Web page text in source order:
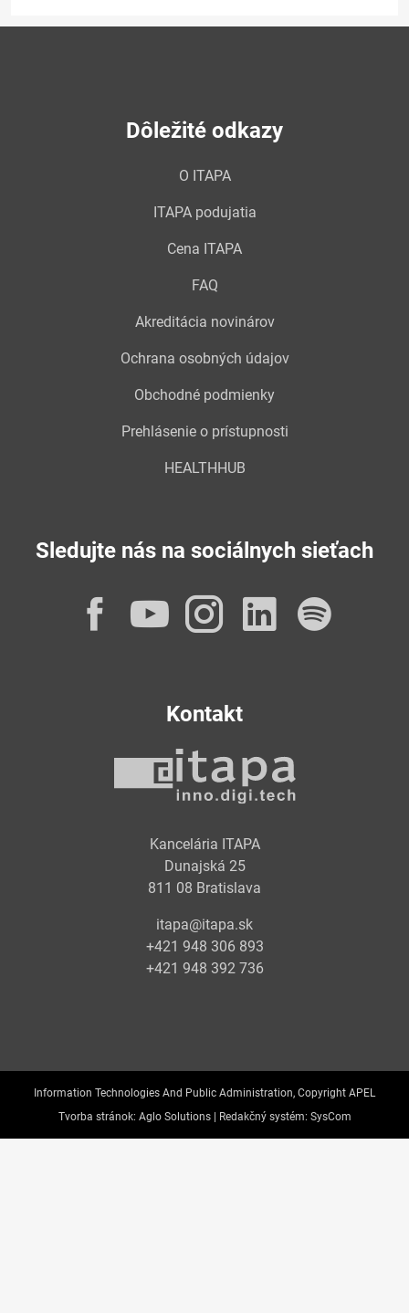
Dôležité odkazy
O ITAPA
ITAPA podujatia
Cena ITAPA
FAQ
Akreditácia novinárov
Ochrana osobných údajov
Obchodné podmienky
Prehlásenie o prístupnosti
HEALTHHUB
Sledujte nás na sociálnych sieťach
Facebook
YouTube
Instagram
Kontakt
Kancelária ITAPA
Dunajská 25
811 08 Bratislava
itapa@itapa.sk
+421 948 306 893
+421 948 392 736
Information Technologies And Public Administration, Copyright APEL
Tvorba stránok: Aglo Solutions | Redakčný systém: SysCom